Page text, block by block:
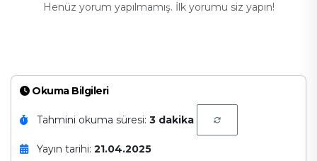
Okuma Bilgileri
Tahmini okuma süresi: 3 dakika
Yayın tarihi: 21.04.2025
Henüz yorum yapılmamış. İlk yorumu siz yapın!